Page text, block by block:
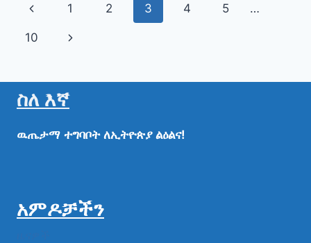
Page
navigation
Previous
Page
1 2 3 4 5 …
10
Next
ስለ እኛ
ዉጤታማ ተግባቦት ለኢትዮጵያ ልዕልና!
አምዶቻችን